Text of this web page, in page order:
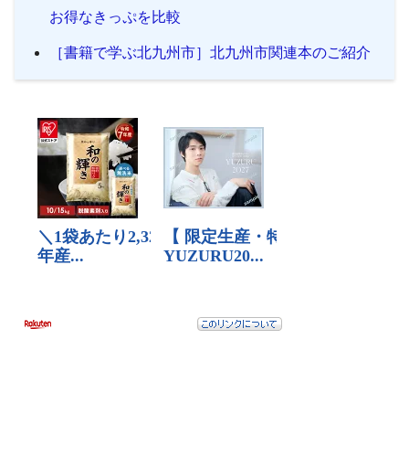
お得なきっぷを比較
［書籍で学ぶ北九州市］北九州市関連本のご紹介